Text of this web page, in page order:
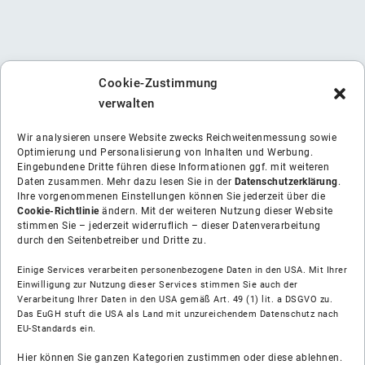
Cookie-Zustimmung
verwalten
Wir analysieren unsere Website zwecks Reichweitenmessung sowie
Optimierung und Personalisierung von Inhalten und Werbung.
Eingebundene Dritte führen diese Informationen ggf. mit weiteren
Daten zusammen. Mehr dazu lesen Sie in der Datenschutzerklärung.
Ihre vorgenommenen Einstellungen können Sie jederzeit über die
Cookie-Richtlinieändern. Mit der weiteren Nutzung dieser Website
stimmen Sie – jederzeit widerruflich – dieser Datenverarbeitung
durch den Seitenbetreiber und Dritte zu.
Einige Services verarbeiten personenbezogene Daten in den USA. Mit Ihrer
Einwilligung zur Nutzung dieser Services stimmen Sie auch der
Verarbeitung Ihrer Daten in den USA gemäß Art. 49 (1) lit. a DSGVO zu.
Das EuGH stuft die USA als Land mit unzureichendem Datenschutz nach
EU-Standards ein.
Hier können Sie ganzen Kategorien zustimmen oder diese ablehnen.